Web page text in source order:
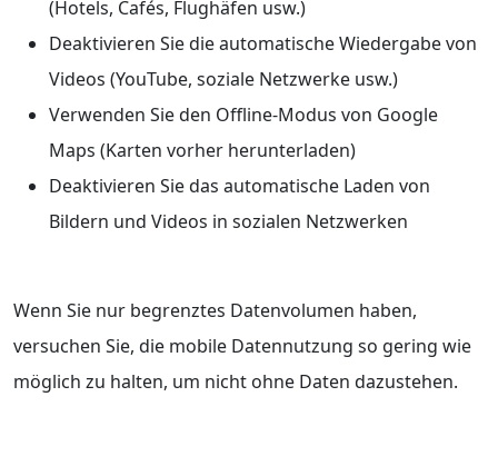
(Hotels, Cafés, Flughäfen usw.)
Deaktivieren Sie die automatische Wiedergabe von
Videos (YouTube, soziale Netzwerke usw.)
Verwenden Sie den Offline-Modus von Google
Maps (Karten vorher herunterladen)
Deaktivieren Sie das automatische Laden von
Bildern und Videos in sozialen Netzwerken
Wenn Sie nur begrenztes Datenvolumen haben,
versuchen Sie, die mobile Datennutzung so gering wie
möglich zu halten, um nicht ohne Daten dazustehen.